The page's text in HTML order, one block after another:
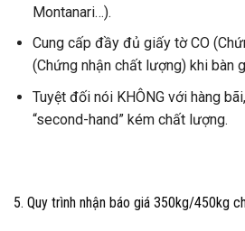
Montanari…).
Cung cấp đầy đủ giấy tờ CO
(Chứng nhận chất lượng) khi bàn
Tuyệt đối nói KHÔNG với hàng
“second-hand” kém chất lượng.
5. Quy trình nhận báo giá 350kg/450kg